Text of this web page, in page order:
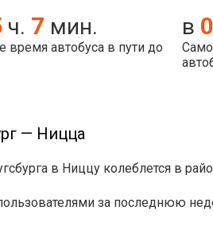
ч. 7 мин.
время автобуса в пути до
в
— Ницца
в Ниццу колеблется в
за последнюю